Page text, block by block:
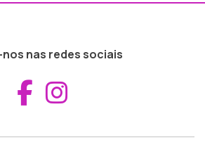
nas redes sociais
Aceder ao